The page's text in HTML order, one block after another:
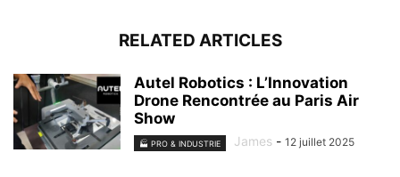
RELATED ARTICLES
Autel Robotics : L’Innovation
Drone Rencontrée au Paris Air
Show
🏭 PRO & INDUSTRIE James - 12 juillet 2025